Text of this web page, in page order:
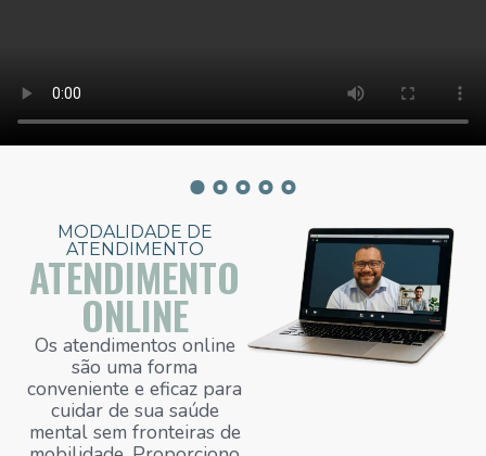
MODALIDADE DE
ATENDIMENTO
ATENDIMENTO
ONLINE
Os atendimentos online
são uma forma
conveniente e eficaz para
cuidar de sua saúde
mental sem fronteiras de